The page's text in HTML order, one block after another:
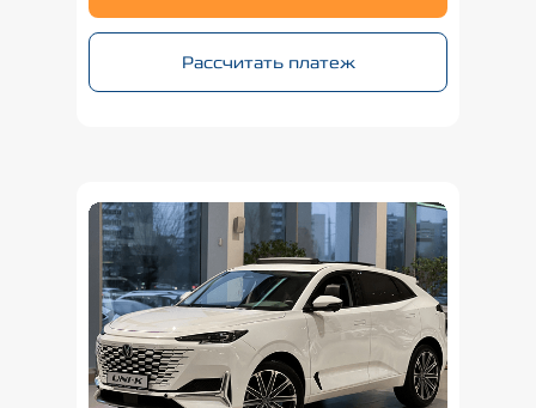
Рассчитать платеж